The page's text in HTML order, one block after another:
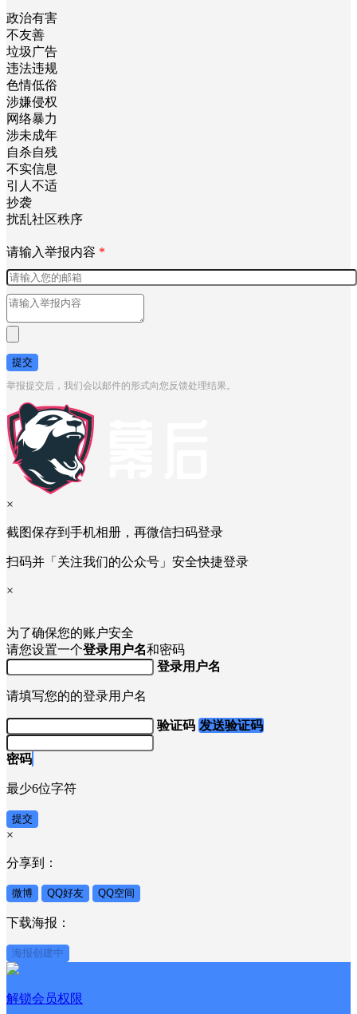
政治有害
不友善
垃圾广告
违法违规
色情低俗
涉嫌侵权
网络暴力
涉未成年
自杀自残
不实信息
引人不适
抄袭
扰乱社区秩序
请输入举报内容 *
提交
举报提交后，我们会以邮件的形式向您反馈处理结果。
×
截图保存到手机相册，再微信扫码登录
扫码并「关注我们的公众号」安全快捷登录
×
为了确保您的账户安全
请您设置一个登录用户名和密码
登录用户名
请填写您的的登录用户名
验证码 发送验证码
密码
最少6位字符
提交
×
分享到：
微博 QQ好友 QQ空间
下载海报：
海报创建中
解锁会员权限